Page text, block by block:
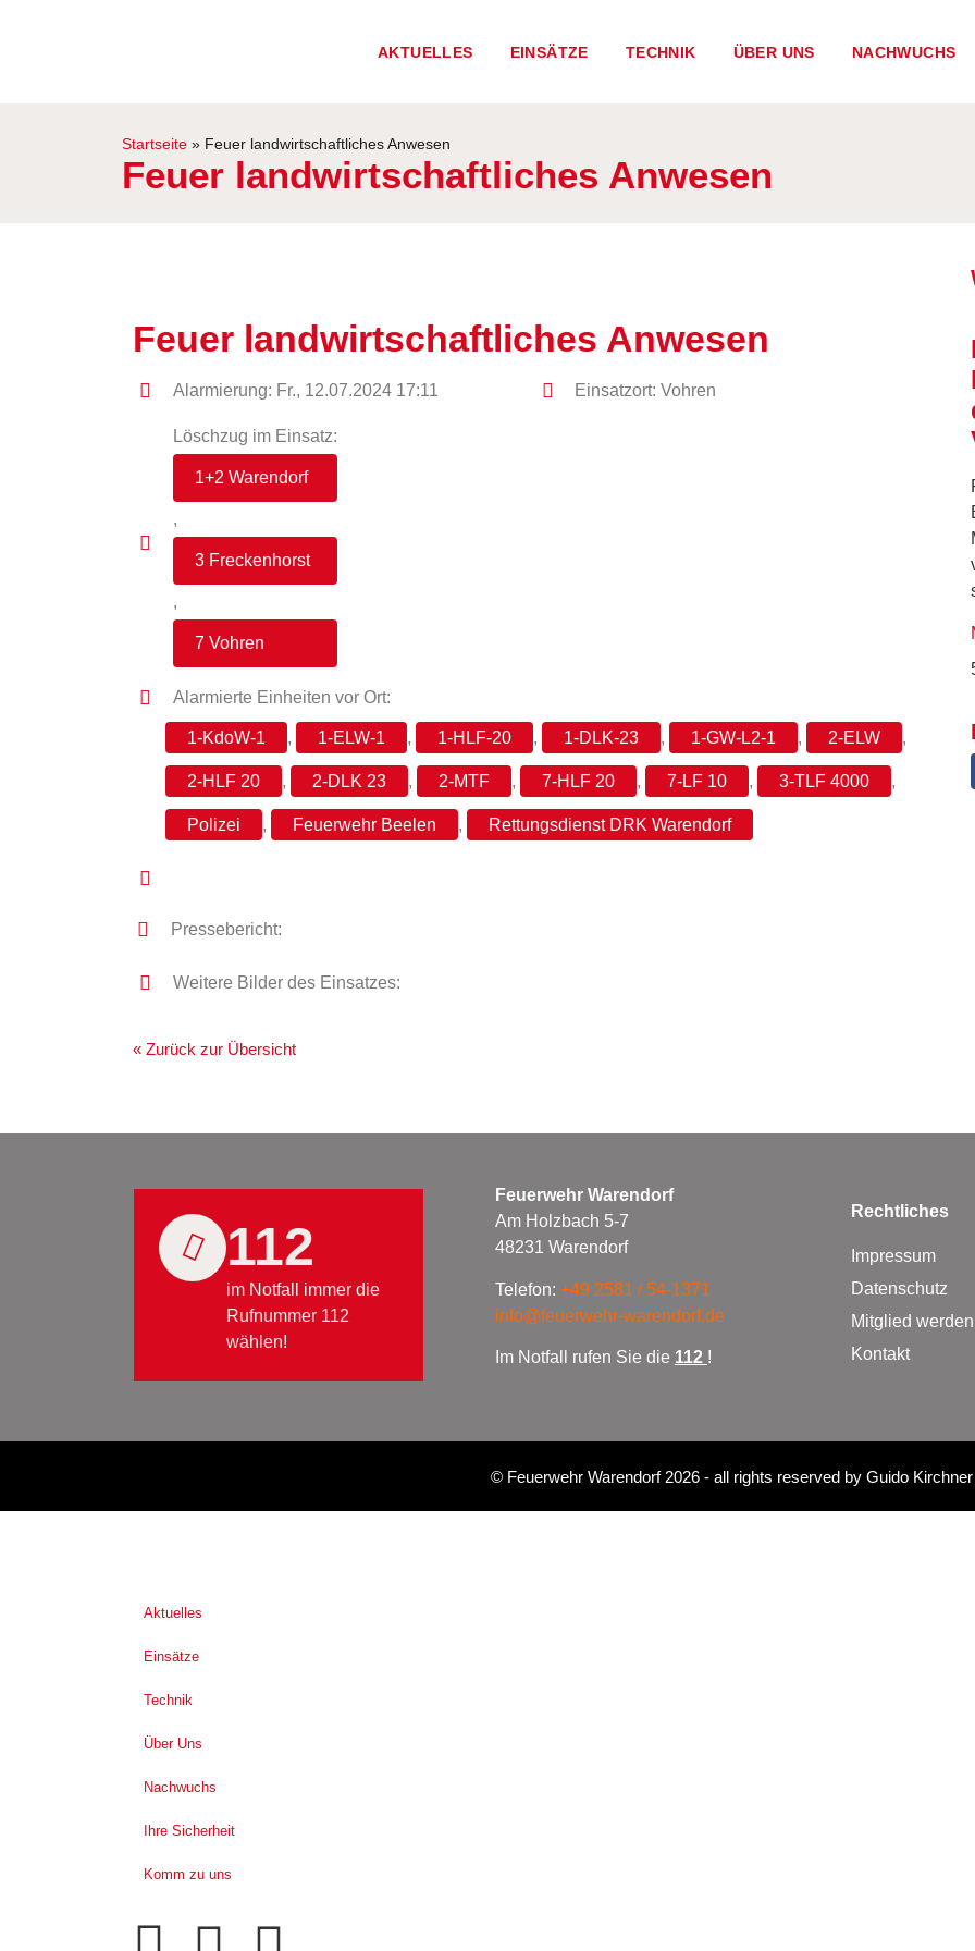
AKTUELLES EINSÄTZE TECHNIK ÜBER UNS NACHWUCHS
Startseite » Feuer landwirtschaftliches Anwesen
Feuer landwirtschaftliches Anwesen
Feuer landwirtschaftliches Anwesen
Alarmierung: Fr., 12.07.2024 17:11 Einsatzort: Vohren
Löschzug im Einsatz:
1+2 Warendorf
,
3 Freckenhorst
,
7 Vohren
Alarmierte Einheiten vor Ort:
1-KdoW-1 , 1-ELW-1 , 1-HLF-20 , 1-DLK-23 , 1-GW-L2-1 , 2-ELW ,
2-HLF 20 , 2-DLK 23 , 2-MTF , 7-HLF 20 , 7-LF 10 , 3-TLF 4000 ,
Polizei , Feuerwehr Beelen , Rettungsdienst DRK Warendorf
Pressebericht:
Weitere Bilder des Einsatzes:
« Zurück zur Übersicht
112
im Notfall immer die
Rufnummer 112
wählen!
Feuerwehr Warendorf
Am Holzbach 5-7
48231 Warendorf
Telefon: +49 2581 / 54-1371
info@feuerwehr-warendorf.de
Im Notfall rufen Sie die 112 !
Rechtliches
Impressum
Datenschutz
Mitglied
Kontakt
© Feuerwehr Warendorf 2026- all rights reserved by Guido Kirchner
Aktuelles
Einsätze
Technik
Über Uns
Nachwuchs
Ihre Sicherheit
Komm zu uns